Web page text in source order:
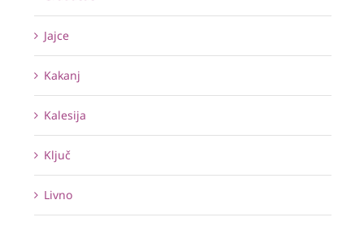
Jajce
Kakanj
Kalesija
Ključ
Livno